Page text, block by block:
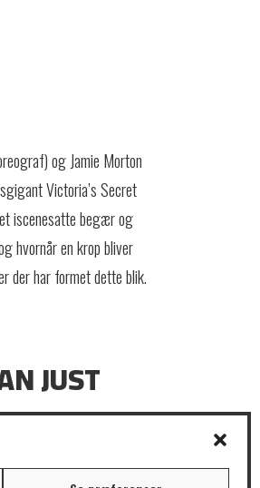
og Jamie Morton
Victoria’s Secret
iscenesatte begær og
hvornår en krop bliver
har formet dette blik.
JUST